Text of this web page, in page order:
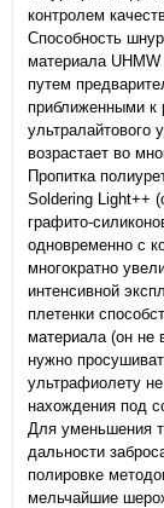
контролем
Способность
материала
путем
приближенными к
возрастает во
Пропитка
Soldering Light++
графито-
одновременно с
многократно
интенсивной
плетенки
материала (он не
нужно
ультрафиолету
нахождения под
Для уменьшения
дальности
полировке
мельчайшие